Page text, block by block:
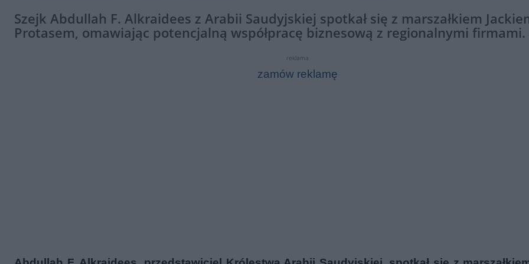
Szejk Abdullah F. Alkraidees z Arabii Saudyjskiej spotkał się z marszałkiem
Protasem, omawiając potencjalną współpracę biznesową z regionalnymi firmami.
reklama
zamów reklamę